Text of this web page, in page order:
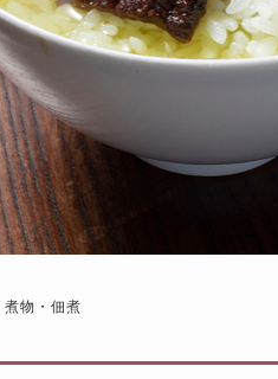
煮物・佃煮